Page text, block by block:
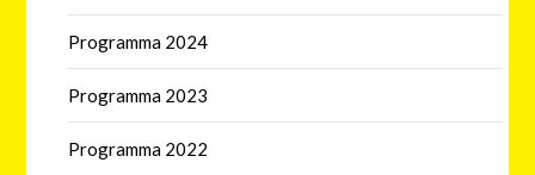
Programma 2024
Programma 2023
Programma 2022